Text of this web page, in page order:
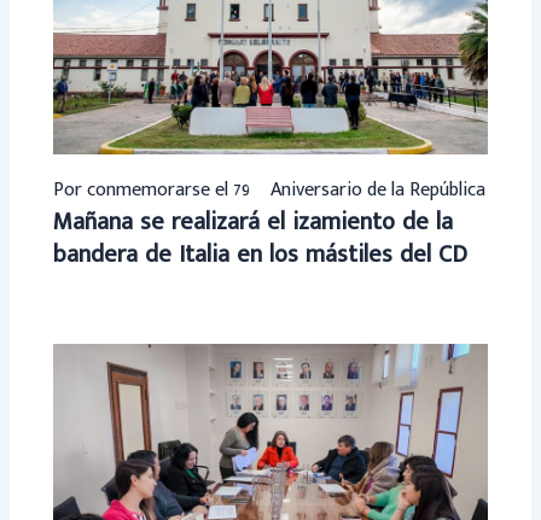
Por conmemorarse el 79º Aniversario de la República
Mañana se realizará el izamiento de la
bandera de Italia en los mástiles del CD